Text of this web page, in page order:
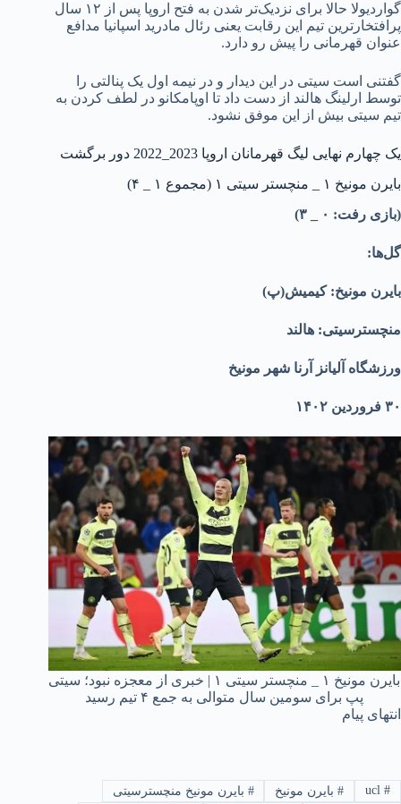
گواردیولا حالا برای نزدیک‌تر شدن به فتح اروپا پس از ۱۲ سال
پرافتخارترین تیم این رقابت یعنی رئال مادرید اسپانیا مدافع
عنوان قهرمانی را پیش رو دارد.
گفتنی است سیتی در این دیدار و در نیمه اول یک پنالتی را
توسط ارلینگ هالند از دست داد تا اوپامکانو در لطف کردن به
تیم سیتی بیش از این موفق نشود.
یک چهارم نهایی لیگ قهرمانان اروپا 2023_2022 دور برگشت
بایرن مونیخ ۱ _ منچستر سیتی ۱ (مجموع ۱ _ ۴)
(بازی رفت: ۰ _ ۳)
گل‌ها:
بایرن مونیخ: کیمیش(پ)
منچسترسیتی: هالند
ورزشگاه آلیانز آرنا شهر مونیخ
۳۰ فروردین ۱۴۰۲
بایرن مونیخ ۱ _ منچستر سیتی ۱ | خبری از معجزه نبود؛ سیتی
پپ برای سومین سال متوالی به جمع ۴ تیم رسید
انتهای پیام
#
ucl
#بایرن مونیخ # بایرن مونیخ منچسترسیتی